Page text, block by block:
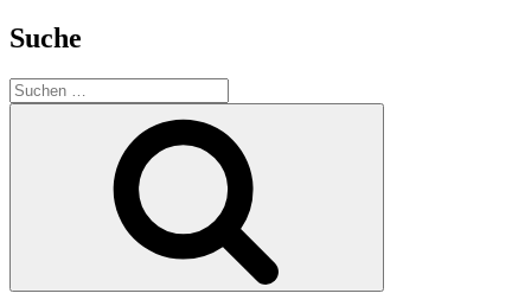
Suche
Suchen
nach: